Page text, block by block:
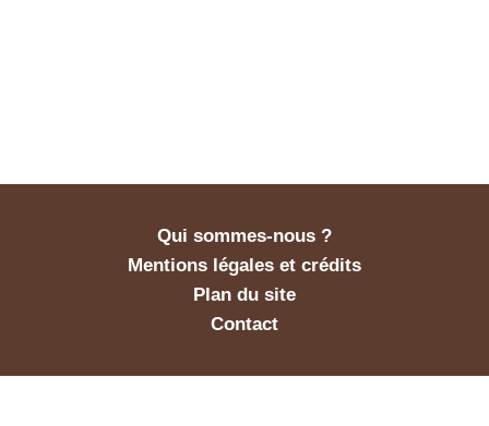
Qui sommes-nous ?
Mentions légales et crédits
Plan du site
Contact